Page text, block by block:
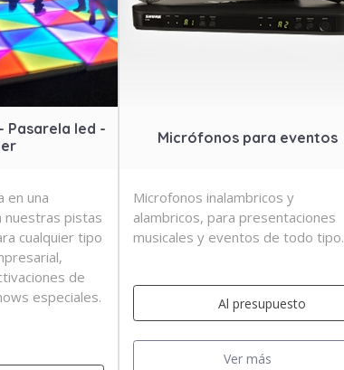
Pasarela led -
en una
nuestras pistas
cualquier tipo
de
especiales.
Micrófonos para eventos
Microfonos inalambricos y
alambricos, para presentaciones
musicales y eventos de todo tipo.
Al presupuesto
Ver más